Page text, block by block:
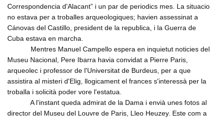
Correspondencia d'Alacant” i un par de periodics mes. La situacio
no estava per a troballes arqueologiques; havien assessinat a
Cánovas del Castillo, president de la republica, i la Guerra de
Cuba estava en marcha.
Mentres Manuel Campello espera en inquietut noticies del
Museu Nacional, Pere Ibarra havia convidat a Pierre Paris,
arqueolec i professor de l'Universitat de Burdeus, per a que
assistira al misteri d'Elig, llogicament el frances s'interessà per la
troballa i solicità poder vore l'estatua.
A l'instant queda admirat de la Dama i envià unes fotos al
director del Museu del Louvre de Paris, Lleo Heuzey. Este com a